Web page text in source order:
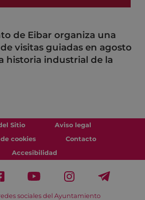
de Eibar organiza una
visitas guiadas en agosto
historia industrial de la
Sitio
Aviso legal
cookies
Contacto
Accesibilidad
sociales del Ayuntamiento